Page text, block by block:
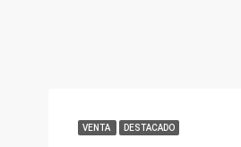
VENTA DESTACADO